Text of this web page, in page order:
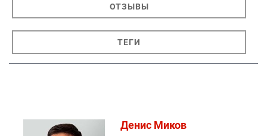
ОТЗЫВЫ
ТЕГИ
Денис Миков